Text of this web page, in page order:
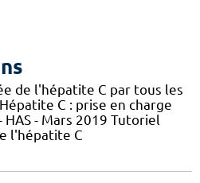
de l'hépatite C par tous les
C : prise en charge
- Mars 2019 Tutoriel
l'hépatite C